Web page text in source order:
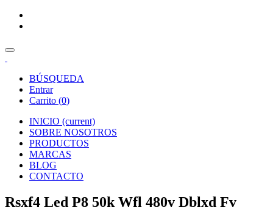
BÚSQUEDA
Entrar
Carrito (0)
INICIO (current)
SOBRE NOSOTROS
PRODUCTOS
MARCAS
BLOG
CONTACTO
Rsxf4 Led P8 50k Wfl 480v Dblxd Fv